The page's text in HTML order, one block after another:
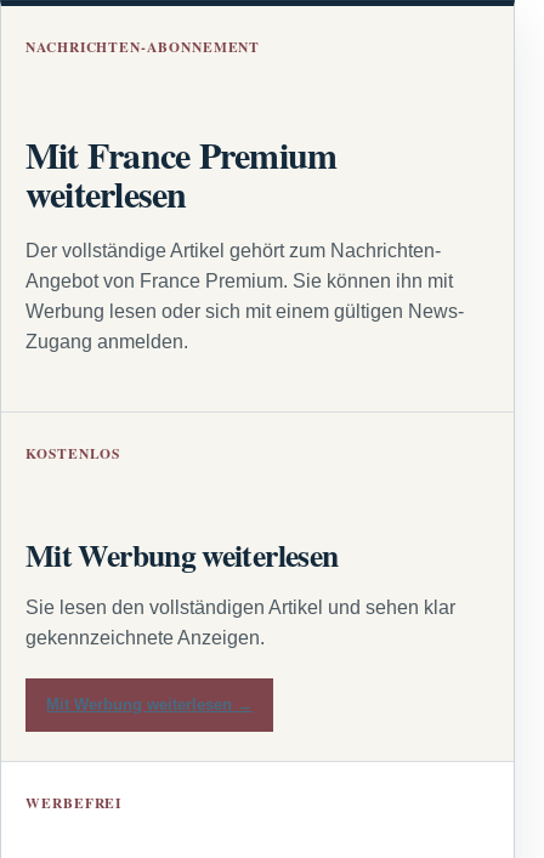
NACHRICHTEN-ABONNEMENT
Mit France Premium
weiterlesen
Der vollständige Artikel gehört zum Nachrichten-
Angebot von France Premium. Sie können ihn mit
Werbung lesen oder sich mit einem gültigen News-
Zugang anmelden.
KOSTENLOS
Mit Werbung weiterlesen
Sie lesen den vollständigen Artikel und sehen klar
gekennzeichnete Anzeigen.
Mit Werbung weiterlesen →
WERBEFREI